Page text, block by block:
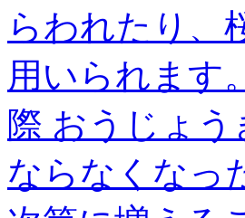
らわれたり、
用いられます。
際 おうじょ
ならなくなっ